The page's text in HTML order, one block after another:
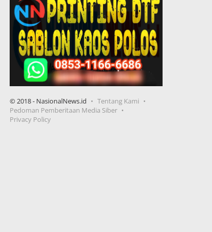
© 2018 - NasionalNews.id
Tentang Kami
Pedoman Pemberitaan Media Siber
Privacy Policy